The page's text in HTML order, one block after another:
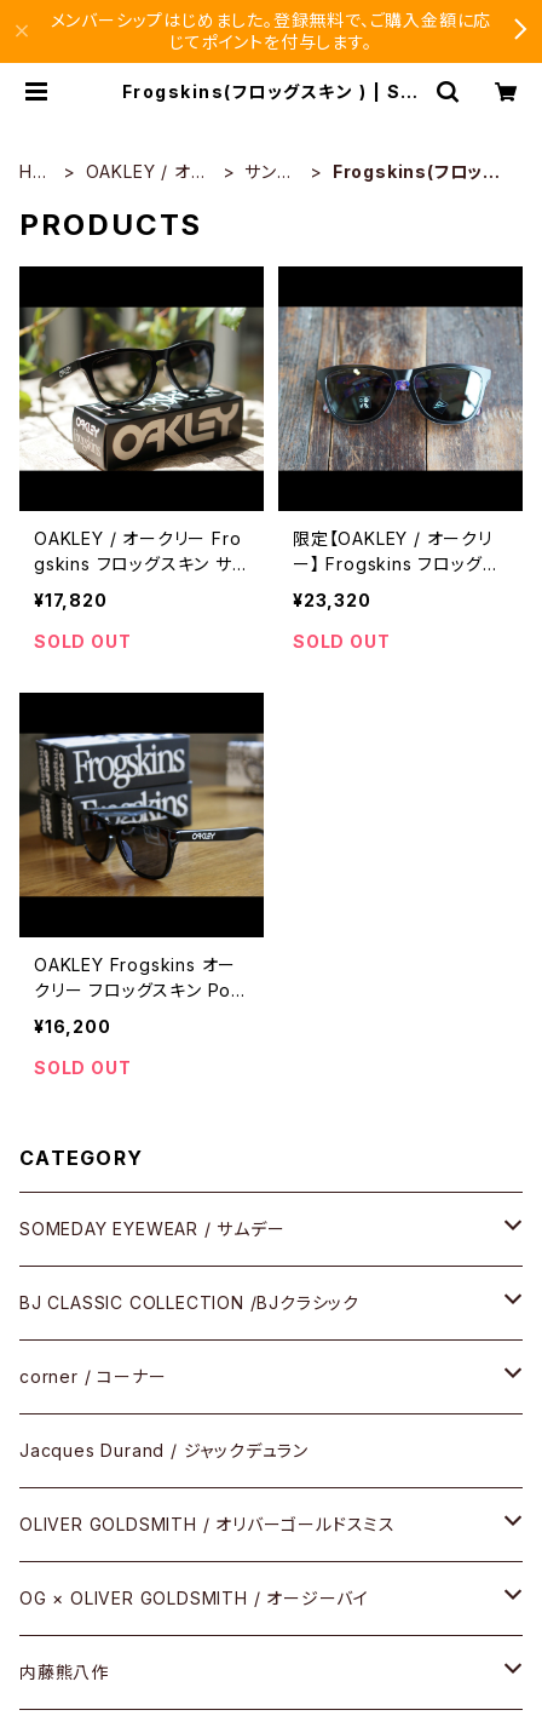
メンバーシップはじめました。登録無料で、ご購入金額に応
じてポイントを付与します。
Frogskins(フロッグスキン ) | SEI
HO
OAKLEY / オー
サング
Frogskins(フロッグ
PRODUCTS
OAKLEY / オークリー Fro
gskins フロッグスキン サン
グラス メガネ
¥17,820
SOLD OUT
限定【OAKLEY / オークリ
ー】 Frogskins フロッグス
キン KOKORO COLLECTI
¥23,320
SOLD OUT
OAKLEY Frogskins オー
クリー フロッグスキン Poli
shed Black Grey
¥16,200
SOLD OUT
CATEGORY
SOMEDAY EYEWEAR / サムデー
メガネ
サングラス
アパレル
その他
BJ CLASSIC COLLECTION /BJクラシック
CELLULOID（CRAFTSMAN EDITION）
SHINBARI（CRAFTSMAN EDITION）
URUSHI（CRAFTSMAN EDITION）
REVIVAL EDITION
HEAVY EDITION
corner / コーナー
リサーチシリーズ
サブリメイションシリーズ
Jacques Durand / ジャックデュラン
OLIVER GOLDSMITH / オリバーゴールドスミス
メタル
セル
OG × OLIVER GOLDSMITH / オージーバイ
メタル
内藤熊八作